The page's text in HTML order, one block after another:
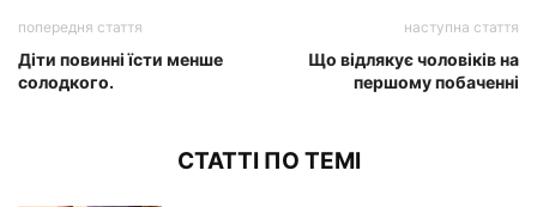
попередня стаття
Діти повинні їсти менше
солодкого.
наступна стаття
Що відлякує чоловіків на
першому побаченні
СТАТТІ ПО ТЕМІ